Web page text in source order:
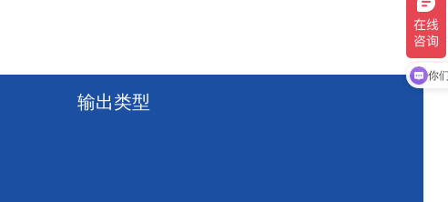
输出类型
现